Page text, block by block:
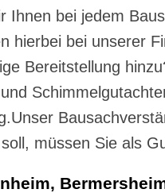
bei jedem
hierbei bei unserer
Bereitstellung
müssen Sie als